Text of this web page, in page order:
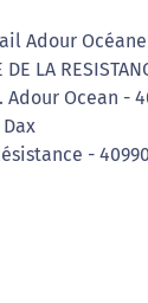
Adour
DE LA
Ocean -
-